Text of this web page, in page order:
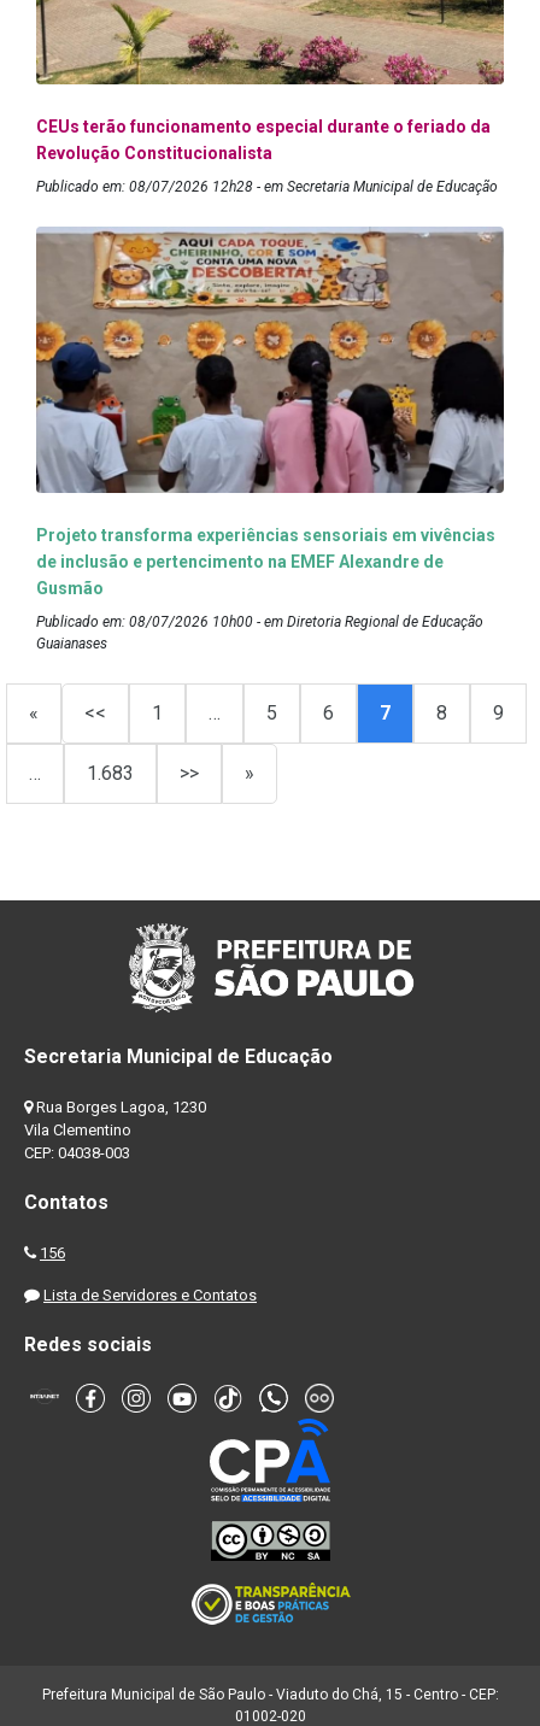
CEUs terão funcionamento especial durante o feriado da
Revolução Constitucionalista
Publicado em: 08/07/2026 12h28 - em Secretaria Municipal de Educação
Projeto transforma experiências sensoriais em vivências
de inclusão e pertencimento na EMEF Alexandre de
Gusmão
Publicado em: 08/07/2026 10h00 - em Diretoria Regional de Educação
Guaianases
« << 1 … 5 6 7 8 9
… 1.683 >> »
Secretaria Municipal de Educação
Rua Borges Lagoa, 1230
Vila Clementino
CEP: 04038-003
Contatos
156
Lista de Servidores e Contatos
Redes sociais
Prefeitura Municipal de São Paulo - Viaduto do Chá, 15 - Centro - CEP:
01002-020